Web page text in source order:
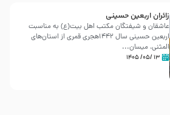
زائران اربعین حسینی
عاشقان و شیفتگان مکتب اهل بیت(ع) به مناسبت
اربعین حسینی سال ۱۴۴۲هجری قمری از استان‌های
المثنی، میسان...
۱۳ /۰۵/ ۱۴۰۵